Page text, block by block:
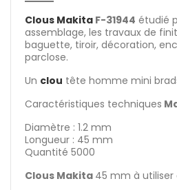
Clous Makita F-31944 étudié
assemblage, les travaux de
baguette, tiroir, décoration,
parclose.
Un clou tête homme mini
Caractéristiques techniques
Diamètre : 1.2 mm
Longueur : 45 mm
Quantité 5000
Clous Makita 45 mm à utiliser